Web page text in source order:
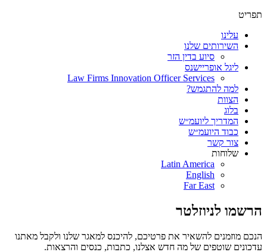
תפריט
עלינו
השירותים שלנו
סיוע בדין הזר
ליגל אופריישנס
Law Firms Innovation Officer Services
למה להתגמש?
הצוות
בלוג
המדריך ליועמ״ש
כבוד היועמ״ש
צור קשר
שלוחות
Latin America
English
Far East
הרשמו לניוזלטר
הנכם מוזמנים להשאיר את פרטיכם, להיכנס למאגר שלנו ולקבל מאתנו
עדכונים שוטפים של מה חדש אצלנו, כתבות, כנסים והרצאות.